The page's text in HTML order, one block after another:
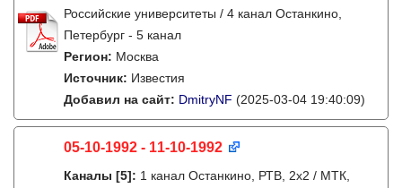
Российские университеты / 4 канал Останкино,
Петербург - 5 канал
Регион: Москва
Источник: Известия
Добавил на сайт: DmitryNF (2025-03-04 19:40:09)
05-10-1992 - 11-10-1992
Каналы [5]: 1 канал Останкино, РТВ, 2х2 / МТК,